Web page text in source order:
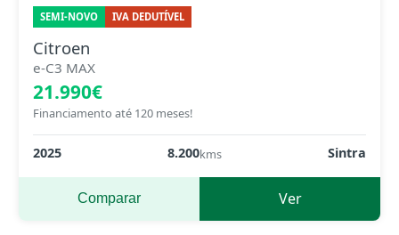
SEMI-NOVO IVA DEDUTÍVEL
Citroen
e-C3 MAX
21.990€
Financiamento até 120 meses!
2025 8.200kms Sintra
Comparar Ver